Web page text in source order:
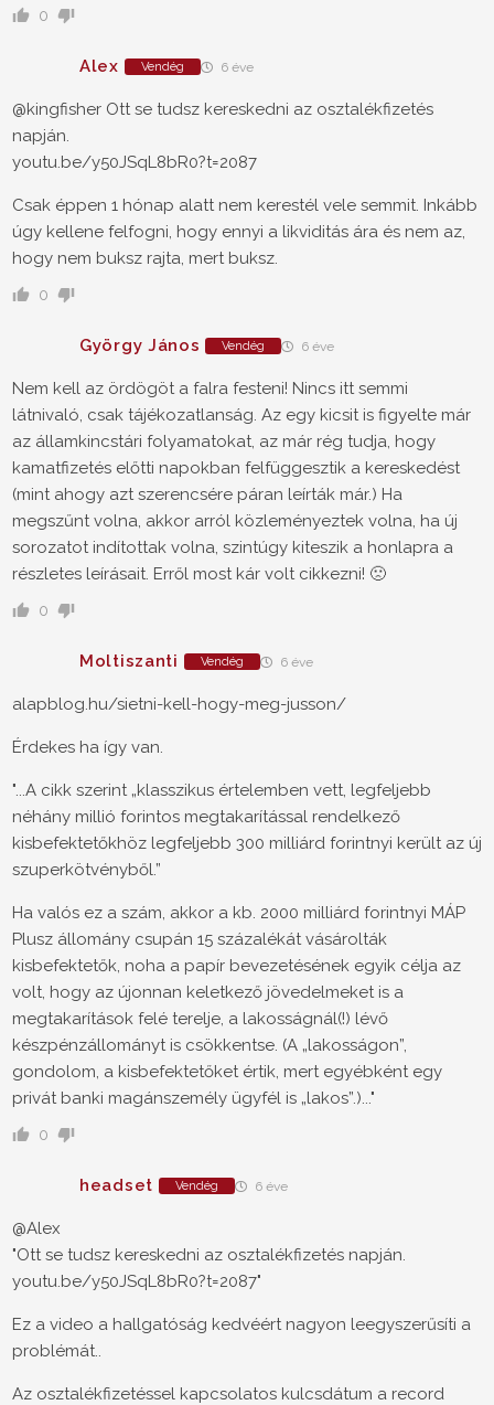
0
Alex Vendég 6 éve
@kingfisher Ott se tudsz kereskedni az osztalékfizetés
napján.
youtu.be/y50JSqL8bR0?t=2087
Csak éppen 1 hónap alatt nem kerestél vele semmit. Inkább
úgy kellene felfogni, hogy ennyi a likviditás ára és nem az,
hogy nem buksz rajta, mert buksz.
0
György János Vendég 6 éve
Nem kell az ördögöt a falra festeni! Nincs itt semmi
látnivaló, csak tájékozatlanság. Az egy kicsit is figyelte már
az államkincstári folyamatokat, az már rég tudja, hogy
kamatfizetés előtti napokban felfüggesztik a kereskedést
(mint ahogy azt szerencsére páran leírták már.) Ha
megszűnt volna, akkor arról közleményeztek volna, ha új
sorozatot indítottak volna, szintúgy kiteszik a honlapra a
részletes leírásait. Erről most kár volt cikkezni! 🙁
0
Moltiszanti Vendég 6 éve
alapblog.hu/sietni-kell-hogy-meg-jusson/
Érdekes ha így van.
"...A cikk szerint „klasszikus értelemben vett, legfeljebb
néhány millió forintos megtakarítással rendelkező
kisbefektetőkhöz legfeljebb 300 milliárd forintnyi került az új
szuperkötvényből.”
Ha valós ez a szám, akkor a kb. 2000 milliárd forintnyi MÁP
Plusz állomány csupán 15 százalékát vásárolták
kisbefektetők, noha a papír bevezetésének egyik célja az
volt, hogy az újonnan keletkező jövedelmeket is a
megtakarítások felé terelje, a lakosságnál(!) lévő
készpénzállományt is csökkentse. (A „lakosságon”,
gondolom, a kisbefektetőket értik, mert egyébként egy
privát banki magánszemély ügyfél is „lakos”.)..."
0
headset Vendég 6 éve
@Alex
"Ott se tudsz kereskedni az osztalékfizetés napján.
youtu.be/y50JSqL8bR0?t=2087"
Ez a video a hallgatóság kedvéért nagyon leegyszerűsíti a
problémát..
Az osztalékfizetéssel kapcsolatos kulcsdátum a record